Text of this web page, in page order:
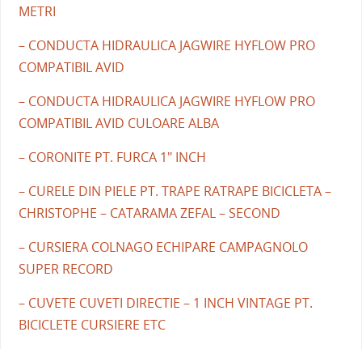
METRI
– CONDUCTA HIDRAULICA JAGWIRE HYFLOW PRO
COMPATIBIL AVID
– CONDUCTA HIDRAULICA JAGWIRE HYFLOW PRO
COMPATIBIL AVID CULOARE ALBA
– CORONITE PT. FURCA 1" INCH
– CURELE DIN PIELE PT. TRAPE RATRAPE BICICLETA –
CHRISTOPHE – CATARAMA ZEFAL – SECOND
– CURSIERA COLNAGO ECHIPARE CAMPAGNOLO
SUPER RECORD
– CUVETE CUVETI DIRECTIE – 1 INCH VINTAGE PT.
BICICLETE CURSIERE ETC